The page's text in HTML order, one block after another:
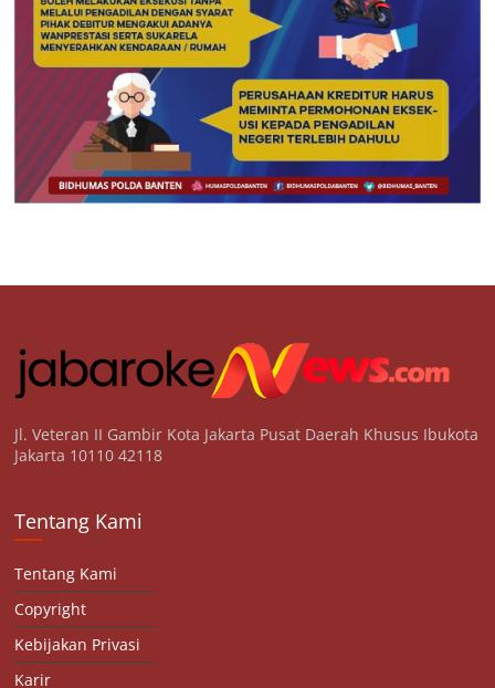
Jl. Veteran II Gambir Kota Jakarta Pusat Daerah Khusus Ibukota
Jakarta 10110 42118
Tentang Kami
Tentang Kami
Copyright
Kebijakan Privasi
Karir